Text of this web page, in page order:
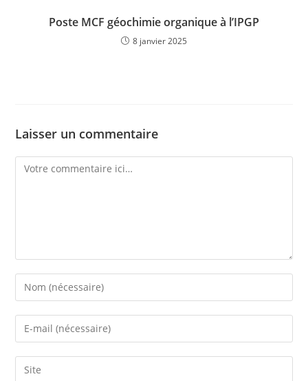
Poste MCF géochimie organique à l’IPGP
8 janvier 2025
Laisser un commentaire